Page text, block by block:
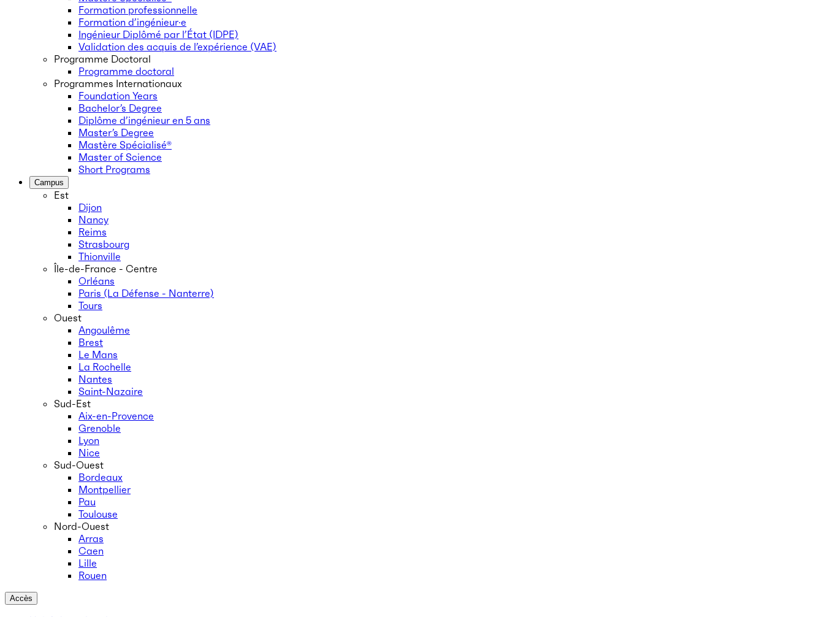
Formation professionnelle
Formation d’ingénieur·e
Ingénieur Diplômé par l’État (IDPE)
Validation des acquis de l’expérience (VAE)
Programme Doctoral
Programme doctoral
Programmes Internationaux
Foundation Years
Bachelor’s Degree
Diplôme d’ingénieur en 5 ans
Master’s Degree
Mastère Spécialisé®
Master of Science
Short Programs
Campus
Est
Dijon
Nancy
Reims
Strasbourg
Thionville
Île-de-France - Centre
Orléans
Paris (La Défense - Nanterre)
Tours
Ouest
Angoulême
Brest
Le Mans
La Rochelle
Nantes
Saint-Nazaire
Sud-Est
Aix-en-Provence
Grenoble
Lyon
Nice
Sud-Ouest
Bordeaux
Montpellier
Pau
Toulouse
Nord-Ouest
Arras
Caen
Lille
Rouen
Accès